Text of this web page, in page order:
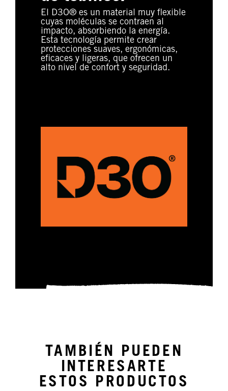
El D3O® es un material muy flexible
cuyas moléculas se contraen al
impacto, absorbiendo la energía.
Esta tecnología permite crear
protecciones suaves, ergonómicas,
eficaces y ligeras, que ofrecen un
alto nivel de confort y seguridad.
TAMBIÉN PUEDEN
INTERESARTE
ESTOS PRODUCTOS